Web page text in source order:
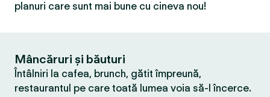
planuri care sunt mai bune cu cineva nou!
Mâncăruri și băuturi
Întâlniri la cafea, brunch, gătit împreună,
restaurantul pe care toată lumea voia să-l încerce.